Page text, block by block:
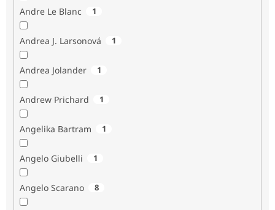
Andre Le Blanc 1
Andrea J. Larsonová 1
Andrea Jolander 1
Andrew Prichard 1
Angelika Bartram 1
Angelo Giubelli 1
Angelo Scarano 8